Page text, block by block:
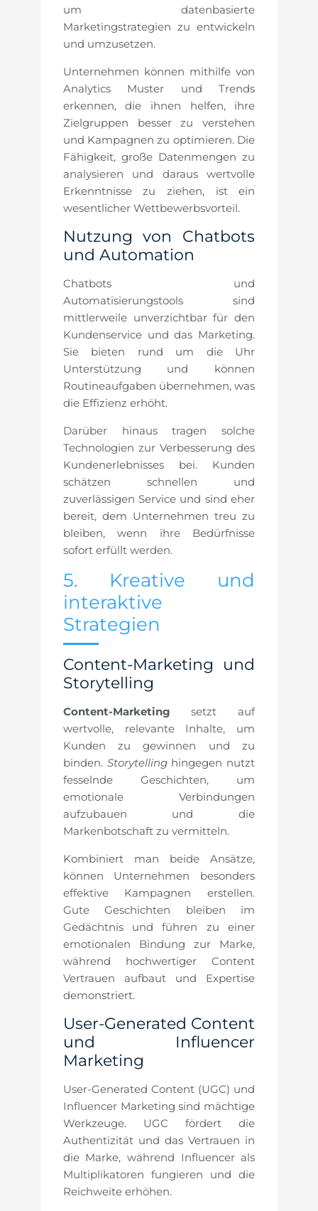
um datenbasierte
Marketingstrategien zu entwickeln
und umzusetzen.
Unternehmen können mithilfe von
Analytics Muster und Trends
erkennen, die ihnen helfen, ihre
Zielgruppen besser zu verstehen
und Kampagnen zu optimieren. Die
Fähigkeit, große Datenmengen zu
analysieren und daraus wertvolle
Erkenntnisse zu ziehen, ist ein
wesentlicher Wettbewerbsvorteil.
Nutzung von Chatbots
und Automation
Chatbots und
Automatisierungstools sind
mittlerweile unverzichtbar für den
Kundenservice und das Marketing.
Sie bieten rund um die Uhr
Unterstützung und können
Routineaufgaben übernehmen, was
die Effizienz erhöht.
Darüber hinaus tragen solche
Technologien zur Verbesserung des
Kundenerlebnisses bei. Kunden
schätzen schnellen und
zuverlässigen Service und sind eher
bereit, dem Unternehmen treu zu
bleiben, wenn ihre Bedürfnisse
sofort erfüllt werden.
5. Kreative und
interaktive
Strategien
Content-Marketing und
Storytelling
Content-Marketing setzt auf
wertvolle, relevante Inhalte, um
Kunden zu gewinnen und zu
binden. Storytellinghingegen nutzt
fesselnde Geschichten, um
emotionale Verbindungen
aufzubauen und die
Markenbotschaft zu vermitteln.
Kombiniert man beide Ansätze,
können Unternehmen besonders
effektive Kampagnen erstellen.
Gute Geschichten bleiben im
Gedächtnis und führen zu einer
emotionalen Bindung zur Marke,
während hochwertiger Content
Vertrauen aufbaut und Expertise
demonstriert.
User-Generated Content
und Influencer
Marketing
User-Generated Content (UGC) und
Influencer Marketing sind mächtige
Werkzeuge. UGC fördert die
Authentizität und das Vertrauen in
die Marke, während Influencer als
Multiplikatoren fungieren und die
Reichweite erhöhen.